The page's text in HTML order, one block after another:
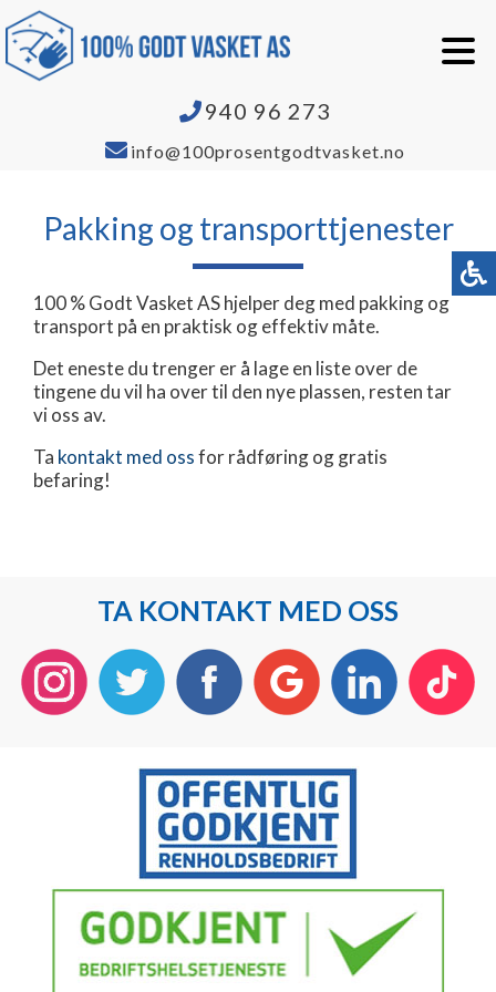
940 96 273
info@100prosentgodtvasket.no
Pakking og transporttjenester
100 % Godt Vasket AS hjelper deg med pakking og
transport på en praktisk og effektiv måte.
Det eneste du trenger er å lage en liste over de
tingene du vil ha over til den nye plassen, resten tar
vi oss av.
Ta kontakt med ossfor rådføring og gratis
befaring!
TA KONTAKT MED OSS